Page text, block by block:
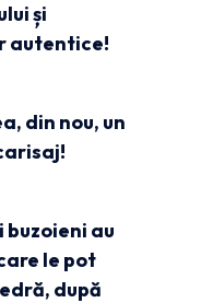
și
autentice!
din nou, un
buzoieni au
le pot
după